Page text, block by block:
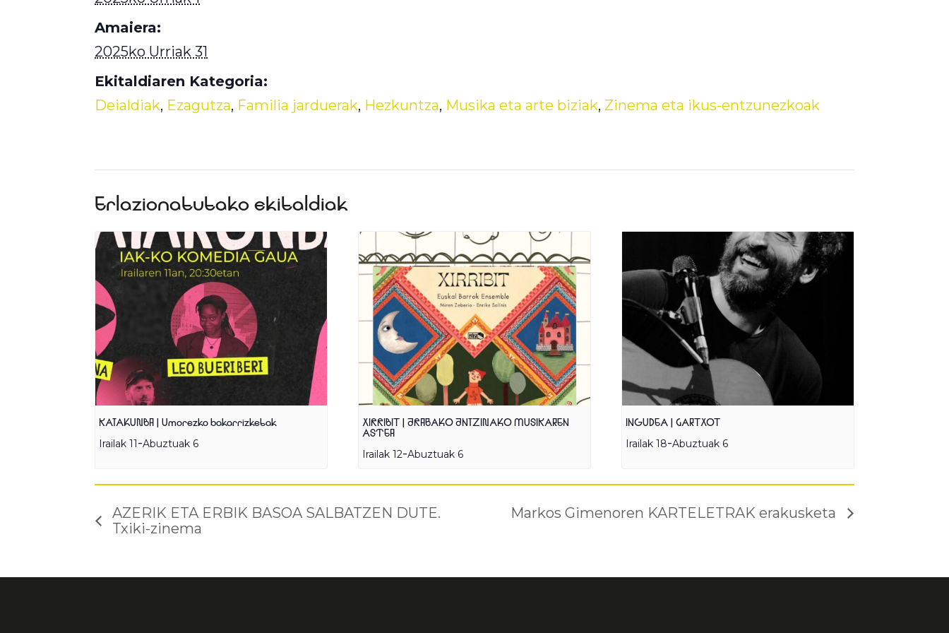
Amaiera:
2025ko Urriak 31
Ekitaldiaren Kategoria:
Deialdiak, Ezagutza, Familia jarduerak, Hezkuntza, Musika eta arte biziak, Zinema eta ikus-entzunezkoak
Erlazionatutako ekitaldiak
KATAKUNBA | Umorezko bakarrizketak
Irailak 11-Abuztuak 6
XIRRIBIT | ARABAKO ANTZINAKO MUSIKAREN
ASTEA
Irailak 12-Abuztuak 6
INGUDEA | GARTXOT
Irailak 18-Abuztuak 6
AZERIK ETA ERBIK BASOA SALBATZEN DUTE.
Txiki-zinema
Markos Gimenoren KARTELETRAK erakusketa